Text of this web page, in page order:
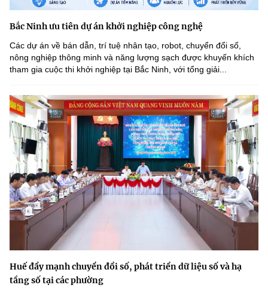
Bắc Ninh ưu tiên dự án khởi nghiệp công nghệ
Các dự án về bán dẫn, trí tuệ nhân tạo, robot, chuyển đổi số,
nông nghiệp thông minh và năng lượng sạch được khuyến khích
tham gia cuộc thi khởi nghiệp tại Bắc Ninh, với tổng giải...
Huế đẩy mạnh chuyển đổi số, phát triển dữ liệu số và hạ
tầng số tại các phường